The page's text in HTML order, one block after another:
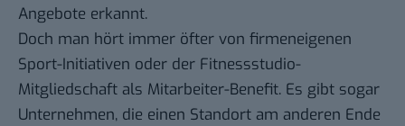
Angebote erkannt.
Doch man hört immer öfter von firmeneigenen
Sport-Initiativen oder der Fitnessstudio-
Mitgliedschaft als Mitarbeiter-Benefit. Es gibt sogar
Unternehmen, die einen Standort am anderen Ende